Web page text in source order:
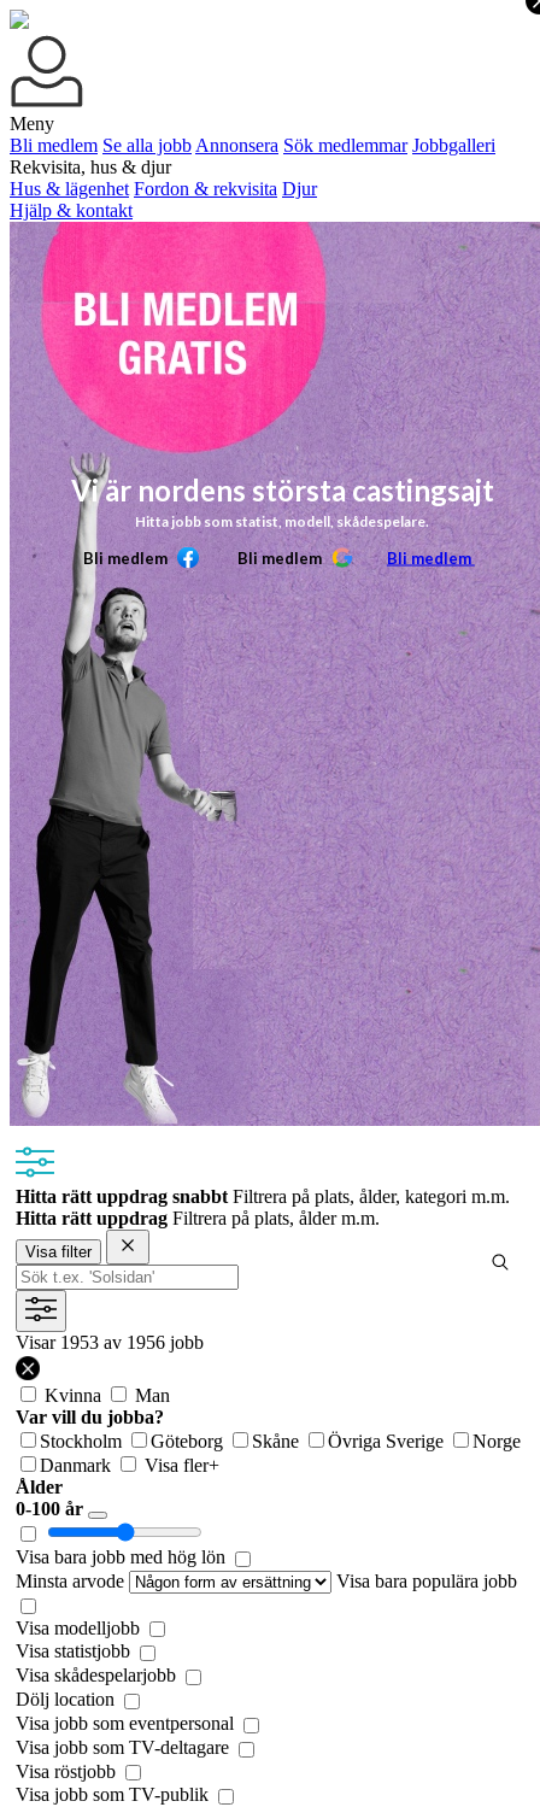
Meny
Bli medlem Se alla jobb Annonsera Sök medlemmar Jobbgalleri
Rekvisita, hus & djur
Hus & lägenhet Fordon & rekvisita Djur
Hjälp & kontakt
Vi är nordens största castingsajt
Hitta jobb som statist, modell, skådespelare.
Bli medlem Bli medlem Bli medlem
Hitta rätt uppdrag snabbt Filtrera på plats, ålder, kategori m.m.
Hitta rätt uppdrag Filtrera på plats, ålder m.m.
Visa filter
Visar 1953 av 1956 jobb
Kvinna
Man
Var vill du jobba?
Stockholm
Göteborg Skåne Övriga Sverige
Norge
Danmark
Visa fler+
Ålder
0-100 år
Visa bara jobb med hög lön
Minsta arvode
Visa bara populära jobb
Visa modelljobb
Visa statistjobb
Visa skådespelarjobb
Dölj location
Visa jobb som eventpersonal
Visa jobb som TV-deltagare
Visa röstjobb
Visa jobb som TV-publik